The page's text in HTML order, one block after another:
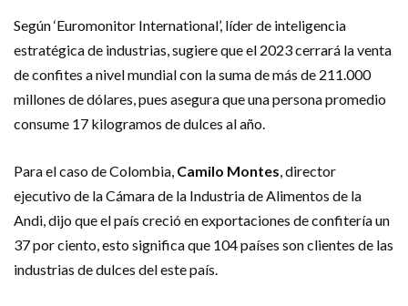
Según ‘Euromonitor International’, líder de inteligencia
estratégica de industrias, sugiere que el 2023 cerrará la venta
de confites a nivel mundial con la suma de más de 211.000
millones de dólares, pues asegura que una persona promedio
consume 17 kilogramos de dulces al año.
Para el caso de Colombia, Camilo Montes, director
ejecutivo de la Cámara de la Industria de Alimentos de la
Andi, dijo que el país creció en exportaciones de confitería un
37 por ciento, esto significa que 104 países son clientes de las
industrias de dulces del este país.